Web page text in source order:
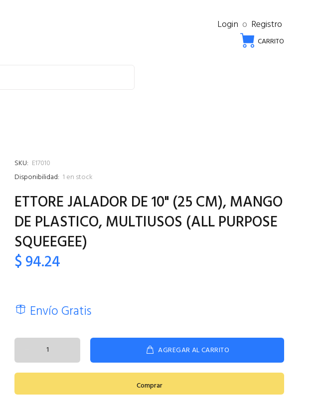
Login o Registro
CARRITO
SKU: E17010
Disponibilidad: 1 en stock
ETTORE JALADOR DE 10" (25 CM), MANGO
DE PLASTICO, MULTIUSOS (ALL PURPOSE
SQUEEGEE)
$ 94.24
Envío Gratis
AGREGAR AL CARRITO
Comprar